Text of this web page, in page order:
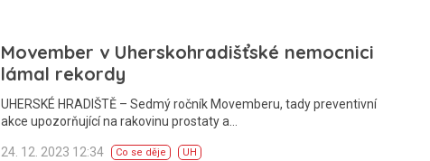
Movember v Uherskohradišťské nemocnici
lámal rekordy
UHERSKÉ HRADIŠTĚ – Sedmý ročník Movemberu, tady preventivní
akce upozorňující na rakovinu prostaty a…
24. 12. 2023 12:34 Co se děje UH